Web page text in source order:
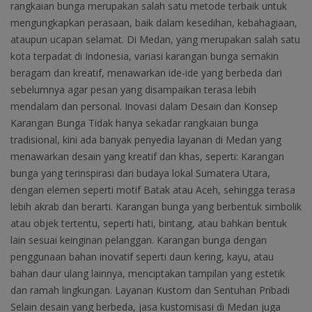
Video
Kontak
rangkaian bunga merupakan salah satu metode terbaik untuk
mengungkapkan perasaan, baik dalam kesedihan, kebahagiaan,
ataupun ucapan selamat. Di Medan, yang merupakan salah satu
kota terpadat di Indonesia, variasi karangan bunga semakin
beragam dan kreatif, menawarkan ide-ide yang berbeda dari
sebelumnya agar pesan yang disampaikan terasa lebih
mendalam dan personal. Inovasi dalam Desain dan Konsep
Karangan Bunga Tidak hanya sekadar rangkaian bunga
tradisional, kini ada banyak penyedia layanan di Medan yang
menawarkan desain yang kreatif dan khas, seperti: Karangan
bunga yang terinspirasi dari budaya lokal Sumatera Utara,
dengan elemen seperti motif Batak atau Aceh, sehingga terasa
lebih akrab dan berarti. Karangan bunga yang berbentuk simbolik
atau objek tertentu, seperti hati, bintang, atau bahkan bentuk
lain sesuai keinginan pelanggan. Karangan bunga dengan
penggunaan bahan inovatif seperti daun kering, kayu, atau
bahan daur ulang lainnya, menciptakan tampilan yang estetik
dan ramah lingkungan. Layanan Kustom dan Sentuhan Pribadi
Selain desain yang berbeda, jasa kustomisasi di Medan juga